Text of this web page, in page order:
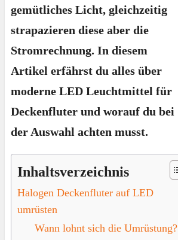
gemütliches Licht, gleichzeitig
strapazieren diese aber die
Stromrechnung. In diesem
Artikel erfährst du alles über
moderne LED Leuchtmittel für
Deckenfluter und worauf du bei
der Auswahl achten musst.
Inhaltsverzeichnis
Halogen Deckenfluter auf LED
umrüsten
Wann lohnt sich die Umrüstung?